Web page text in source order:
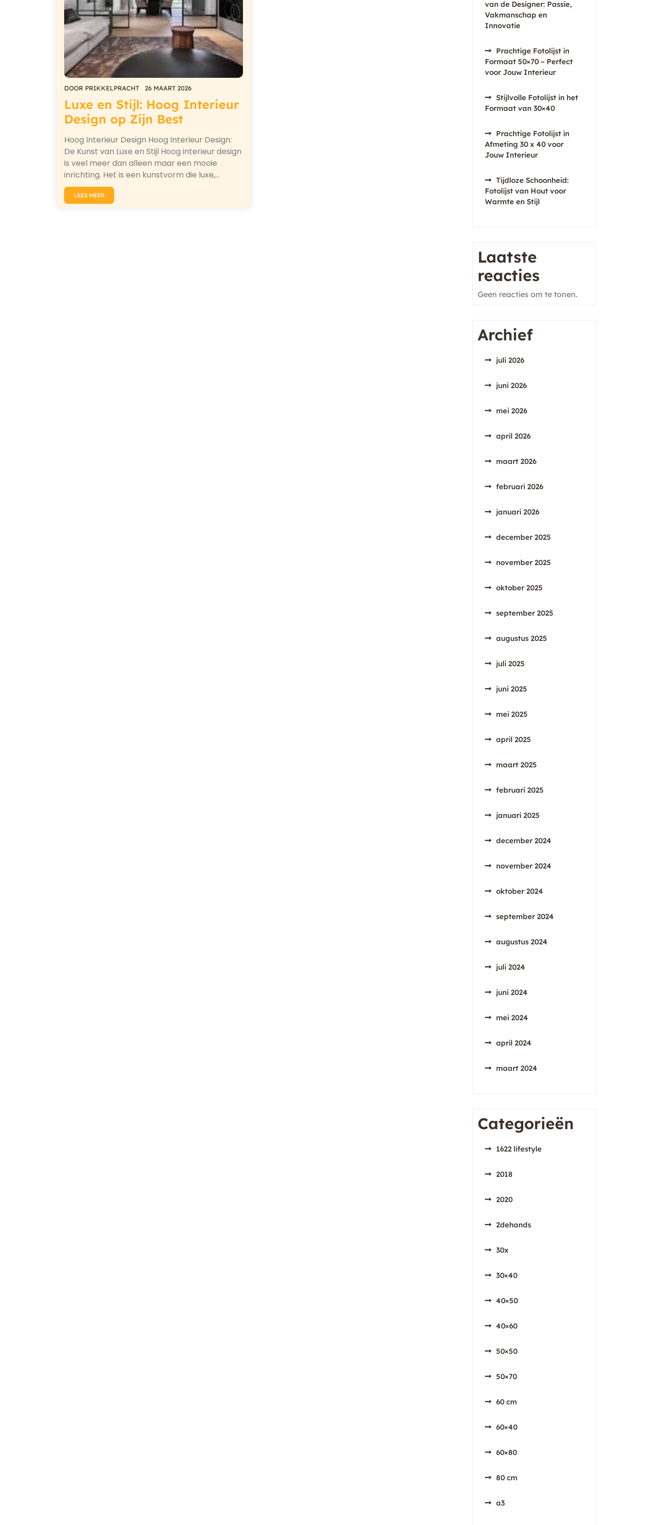
DOOR PRIKKELPRACHT 26 MAART 2026
Luxe en Stijl: Hoog Interieur
Design op Zijn Best
Hoog Interieur Design Hoog Interieur Design:
De Kunst van Luxe en Stijl Hoog interieur design
is veel meer dan alleen maar een mooie
inrichting. Het is een kunstvorm die luxe,…
LEES MEER
van de Designer: Passie,
Vakmanschap en
Innovatie
Prachtige Fotolijst in
Formaat 50×70 – Perfect
voor Jouw Interieur
Stijlvolle Fotolijst in het
Formaat van 30×40
Prachtige Fotolijst in
Afmeting 30 x 40 voor
Jouw Interieur
Tijdloze Schoonheid:
Fotolijst van Hout voor
Warmte en Stijl
Laatste
reacties
Geen reacties om te tonen.
Archief
juli 2026
juni 2026
mei 2026
april 2026
maart 2026
februari 2026
januari 2026
december 2025
november 2025
oktober 2025
september 2025
augustus 2025
juli 2025
juni 2025
mei 2025
april 2025
maart 2025
februari 2025
januari 2025
december 2024
november 2024
oktober 2024
september 2024
augustus 2024
juli 2024
juni 2024
mei 2024
april 2024
maart 2024
Categorieën
1622 lifestyle
2018
2020
2dehands
30x
30×40
40×50
40×60
50×50
50×70
60 cm
60×40
60×80
80 cm
a3